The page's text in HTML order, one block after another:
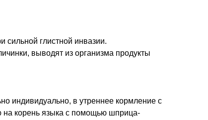
сильной глистной инвазии.
выводят из организма продукты
индивидуально, в утреннее кормление с
на корень языка с помощью шприца-